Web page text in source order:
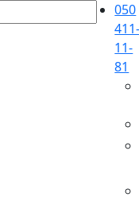
050
11-
81